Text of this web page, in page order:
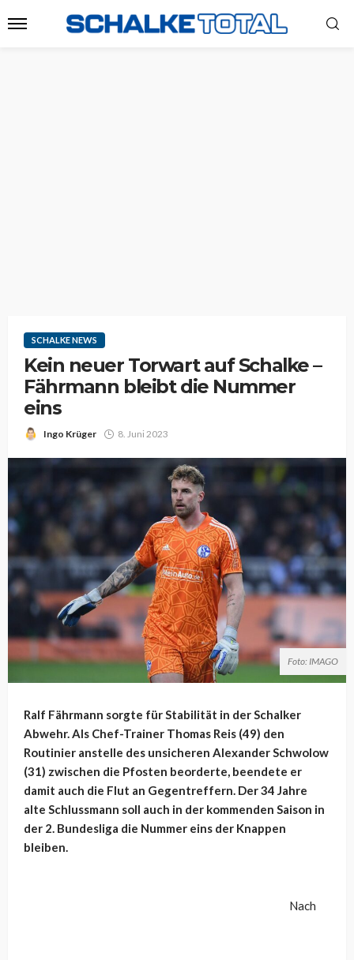
SCHALKE NEWS
Kein neuer Torwart auf Schalke –
Fährmann bleibt die Nummer
eins
Ingo Krüger 8. Juni 2023
Foto: IMAGO
Ralf Fährmann sorgte für Stabilität in der Schalker
Abwehr. Als Chef-Trainer Thomas Reis (49) den
Routinier anstelle des unsicheren Alexander Schwolow
(31) zwischen die Pfosten beorderte, beendete er
damit auch die Flut an Gegentreffern. Der 34 Jahre
alte Schlussmann soll auch in der kommenden Saison in
der 2. Bundesliga die Nummer eins der Knappen
bleiben.
Nach